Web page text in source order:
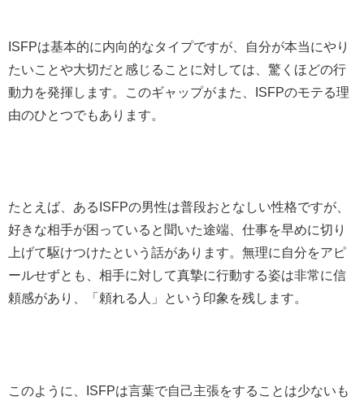
ISFPは基本的に内向的なタイプですが、自分が本当にやり
たいことや大切だと感じることに対しては、驚くほどの行
動力を発揮します。このギャップがまた、ISFPのモテる理
由のひとつでもあります。
たとえば、あるISFPの男性は普段おとなしい性格ですが、
好きな相手が困っていると聞いた途端、仕事を早めに切り
上げて駆けつけたという話があります。無理に自分をアピ
ールせずとも、相手に対して真摯に行動する姿は非常に信
頼感があり、「頼れる人」という印象を残します。
このように、ISFPは言葉で自己主張をすることは少ないも